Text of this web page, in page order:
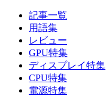
記事一覧
用語集
レビュー
GPU特集
ディスプレイ特集
CPU特集
電源特集